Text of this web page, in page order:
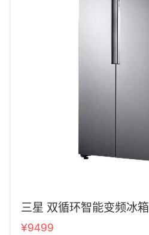
三星 双循环智能变频冰箱
¥9499